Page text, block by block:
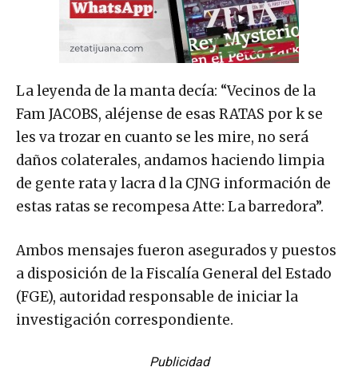
La leyenda de la manta decía: “Vecinos de la
Fam JACOBS, aléjense de esas RATAS por k se
les va trozar en cuanto se les mire, no será
daños colaterales, andamos haciendo limpia
de gente rata y lacra d la CJNG información de
estas ratas se recompesa Atte: La barredora”.
Ambos mensajes fueron asegurados y puestos
a disposición de la Fiscalía General del Estado
(FGE), autoridad responsable de iniciar la
investigación correspondiente.
Publicidad